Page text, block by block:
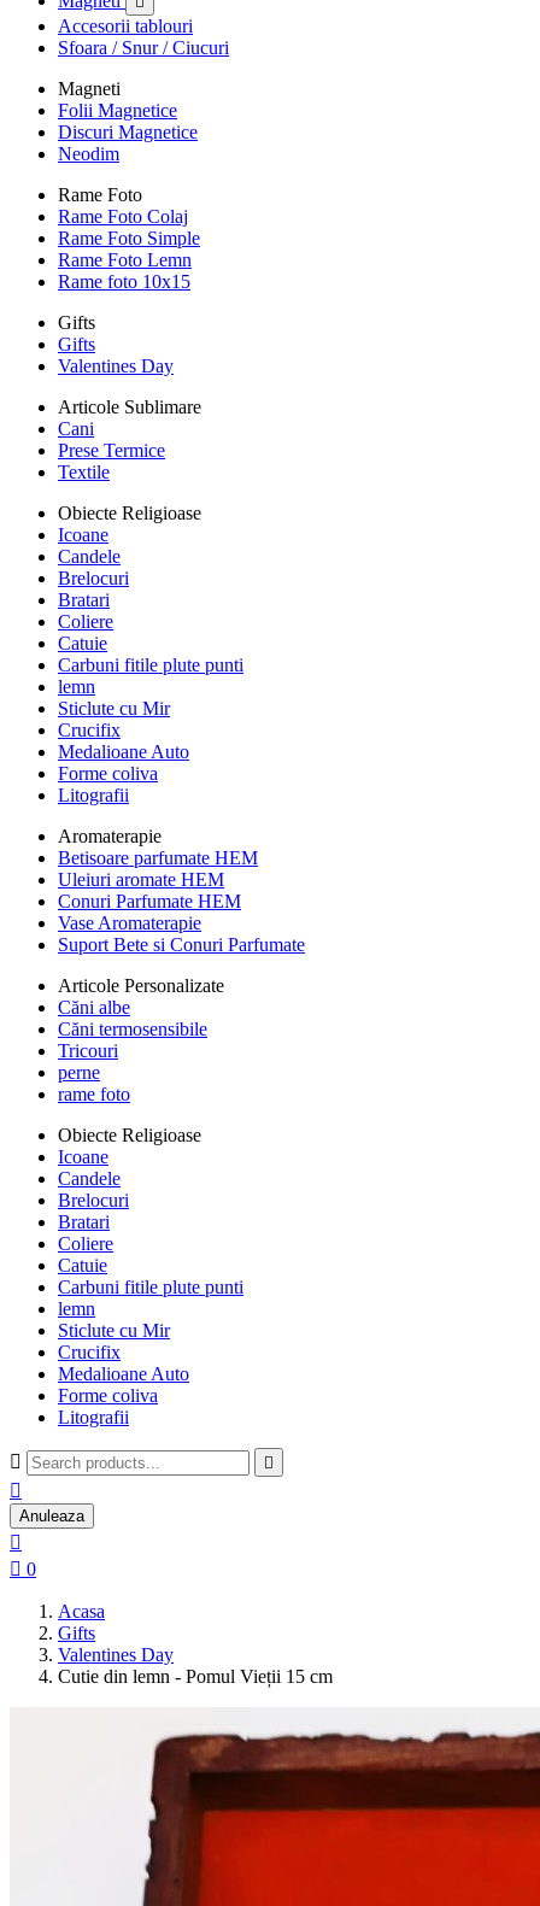
Accesorii tablouri
Sfoara / Snur / Ciucuri
Magneti
Folii Magnetice
Discuri Magnetice
Neodim
Rame Foto
Rame Foto Colaj
Rame Foto Simple
Rame Foto Lemn
Rame foto 10x15
Gifts
Gifts
Valentines Day
Articole Sublimare
Cani
Prese Termice
Textile
Obiecte Religioase
Icoane
Candele
Brelocuri
Bratari
Coliere
Catuie
Carbuni fitile plute punti
lemn
Sticlute cu Mir
Crucifix
Medalioane Auto
Forme coliva
Litografii
Aromaterapie
Betisoare parfumate HEM
Uleiuri aromate HEM
Conuri Parfumate HEM
Vase Aromaterapie
Suport Bete si Conuri Parfumate
Articole Personalizate
Căni albe
Căni termosensibile
Tricouri
perne
rame foto
Obiecte Religioase
Icoane
Candele
Brelocuri
Bratari
Coliere
Catuie
Carbuni fitile plute punti
lemn
Sticlute cu Mir
Crucifix
Medalioane Auto
Forme coliva
Litografii
 

Anuleaza

 0
Acasa
Gifts
Valentines Day
Cutie din lemn - Pomul Vieții 15 cm